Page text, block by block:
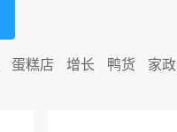
蛋糕店 增长 鸭货 家政